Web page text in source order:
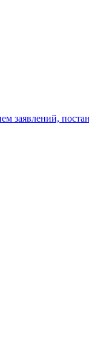
заявлений,